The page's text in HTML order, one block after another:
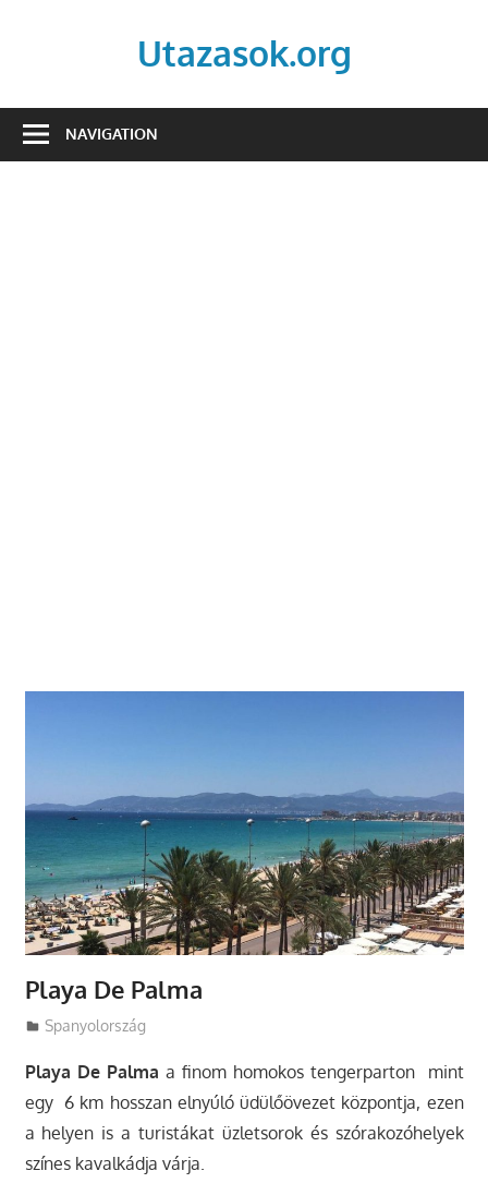
Utazasok.org
NAVIGATION
Playa De Palma
Utazasok.org
Spanyolország
Playa De Palma a finom homokos tengerparton mint
egy 6 km hosszan elnyúló üdülőövezet központja, ezen
a helyen is a turistákat üzletsorok és szórakozóhelyek
színes kavalkádja várja.